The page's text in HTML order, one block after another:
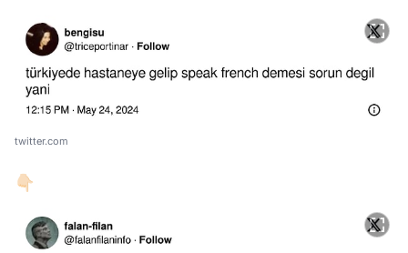
twitter.com
👇🏻